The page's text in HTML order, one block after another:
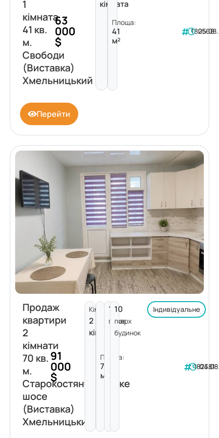
1
кімната
41 кв.
м.
Свободи
(Виставка)
Хмельницький
63
000
$
кімната
Площа:
41
м²
182568
Перейти
Продаж
квартири
2
кімнати
70 кв.
м.
Старокостянтинівське
шосе
(Виставка)
Хмельницький
91
000
$
Кімнат:
2
кімнати
Площа:
70
м²
1
поверх
10
пов.
будинок
Індивідуальне
182381